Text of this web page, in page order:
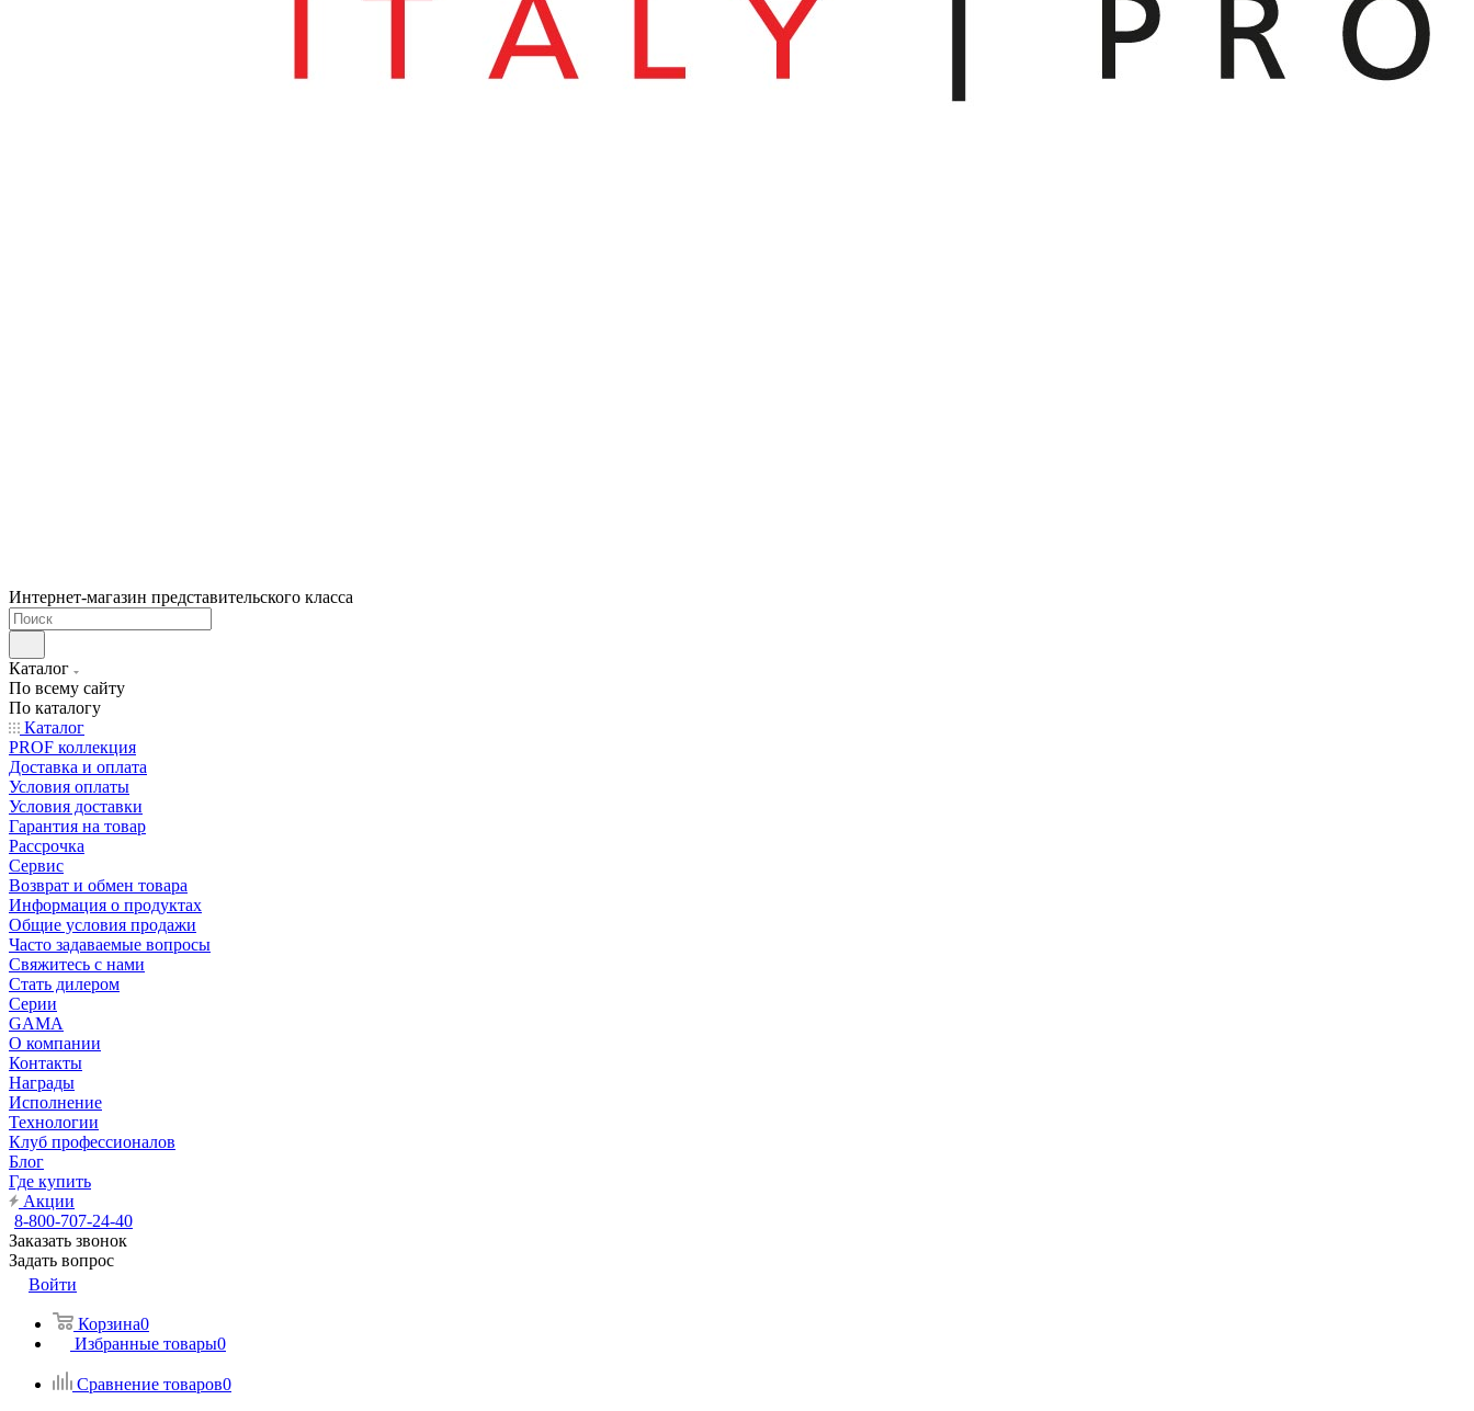
Интернет-магазин представительского класса
Каталог
По всему сайту
По каталогу
Каталог
PROF коллекция
Доставка и оплата
Условия оплаты
Условия доставки
Гарантия на товар
Рассрочка
Сервис
Возврат и обмен товара
Информация о продуктах
Общие условия продажи
Часто задаваемые вопросы
Свяжитесь с нами
Стать дилером
Серии
GAMA
О компании
Контакты
Награды
Исполнение
Технологии
Клуб профессионалов
Блог
Где купить
Акции
8-800-707-24-40
Заказать звонок
Задать вопрос
Войти
Корзина0
Избранные товары0
Сравнение товаров0